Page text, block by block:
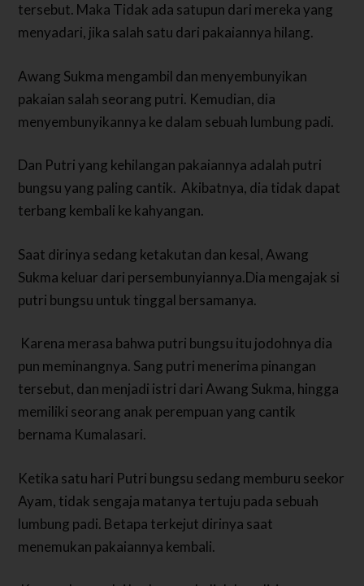
tersebut. Maka Tidak ada satupun dari mereka yang
menyadari, jika salah satu dari pakaiannya hilang.
Awang Sukma mengambil dan menyembunyikan
pakaian salah seorang putri. Kemudian, dia
menyembunyikannya ke dalam sebuah lumbung padi.
Dan Putri yang kehilangan pakaiannya adalah putri
bungsu yang paling cantik.Akibatnya, dia tidak dapat
terbang kembali ke kahyangan.
Saat dirinya sedang ketakutan dan kesal, Awang
Sukma keluar dari persembunyiannya.Dia mengajak si
putri bungsu untuk tinggal bersamanya.
Karena merasa bahwa putri bungsu itu jodohnya dia
pun meminangnya. Sang putri menerima pinangan
tersebut, dan menjadi istri dari Awang Sukma, hingga
memiliki seorang anak perempuan yang cantik
bernama Kumalasari.
Ketika satu hari Putri bungsu sedang memburu seekor
Ayam, tidak sengaja matanya tertuju pada sebuah
lumbung padi. Betapa terkejut dirinya saat
menemukan pakaiannya kembali.